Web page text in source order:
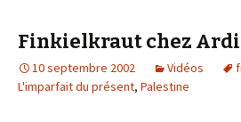
Finkielkraut chez
10 septembre 2002 Vidéos
L'imparfait du présent, Palestine